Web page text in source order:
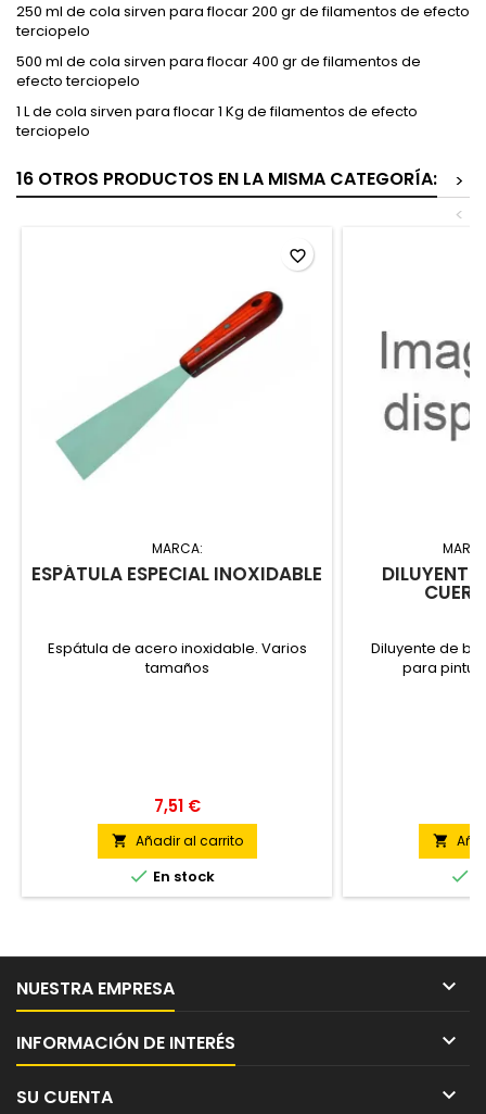
250 ml de cola sirven para flocar 200 gr de filamentos de efecto
terciopelo
500 ml de cola sirven para flocar 400 gr de filamentos de
efecto terciopelo
1 L de cola sirven para flocar 1 Kg de filamentos de efecto
terciopelo
16 OTROS PRODUCTOS EN LA MISMA CATEGORÍA:
>
<
MARCA:
ESPÁTULA ESPECIAL INOXIDABLE
Espátula de acero inoxidable. Varios
tamaños
7,51 €
 Añadir al carrito
 En stock
favorite_border
Diluyente de
para


NUESTRA EMPRESA 
INFORMACIÓN DE INTERÉS 
SU CUENTA 